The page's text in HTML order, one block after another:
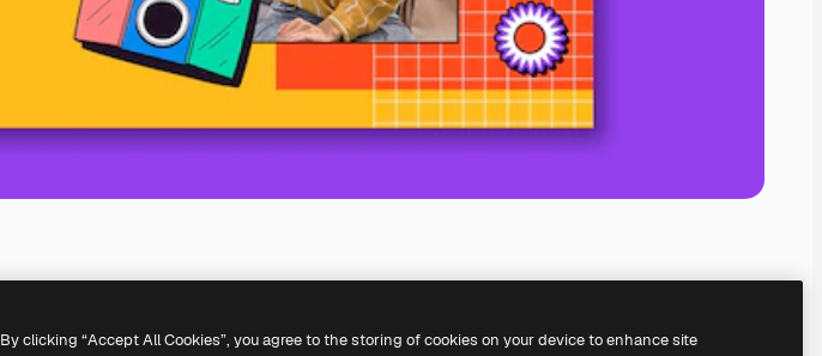
By clicking “Accept All Cookies”, you agree to the storing of cookies on your device to enhance site